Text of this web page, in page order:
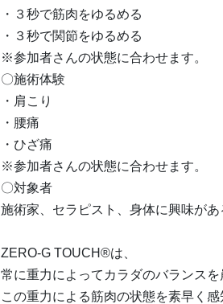
・３秒で筋肉をゆるめる
・３秒で関節をゆるめる
※参加者さんの状態に合わせます。
〇施術体験
・肩こり
・腰痛
・ひざ痛
※参加者さんの状態に合わせます。
〇対象者
施術家、セラピスト、身体に興味が
ZERO-G TOUCH®︎は、
常に重力によってカラダのバランスを
この重力による筋肉の状態を素早く